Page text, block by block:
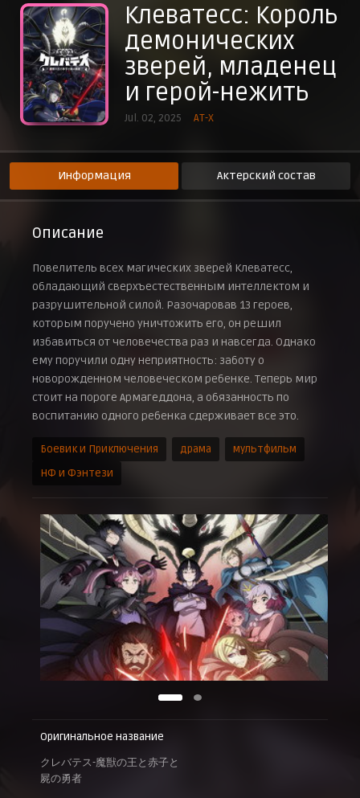
Эпизод 8
20 августа 2025 г.
Эпизод 9
27 августа 2025 г.
Эпизод 10
3 сентября 2025 г.
Эпизод 11
Эпизод 12
17 сентября 2025 г.
Клеватесс: Король
демонических
зверей, младенец
и герой-нежить
Jul. 02, 2025 AT-X
Информация Актерский состав
Описание
Повелитель всех магических зверей Клеватесс,
обладающий сверхъестественным интеллектом и
разрушительной силой. Разочаровав 13 героев,
которым поручено уничтожить его, он решил
избавиться от человечества раз и навсегда. Однако
ему поручили одну неприятность: заботу о
новорожденном человеческом ребенке. Теперь мир
стоит на пороге Армагеддона, а обязанность по
воспитанию одного ребенка сдерживает все это.
Боевик и Приключения драма
мультфильм
НФ и Фэнтези
Оригинальное название
クレバテス-魔獣の王と赤子と
屍の勇者